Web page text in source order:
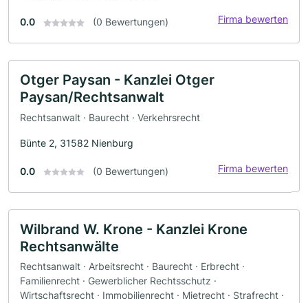
0.0 (0 Bewertungen) Firma bewerten
Otger Paysan - Kanzlei Otger
Paysan/Rechtsanwalt
Rechtsanwalt · Baurecht · Verkehrsrecht
Bünte 2, 31582 Nienburg
0.0 (0 Bewertungen) Firma bewerten
Wilbrand W. Krone - Kanzlei Krone
Rechtsanwälte
Rechtsanwalt · Arbeitsrecht · Baurecht · Erbrecht ·
Familienrecht · Gewerblicher Rechtsschutz ·
Wirtschaftsrecht · Immobilienrecht · Mietrecht · Strafrecht ·